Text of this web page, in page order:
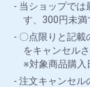
当ショップでは
す、300円未満
〇点限りと記載
をキャンセル
※対象商品購入
注文キャンセル